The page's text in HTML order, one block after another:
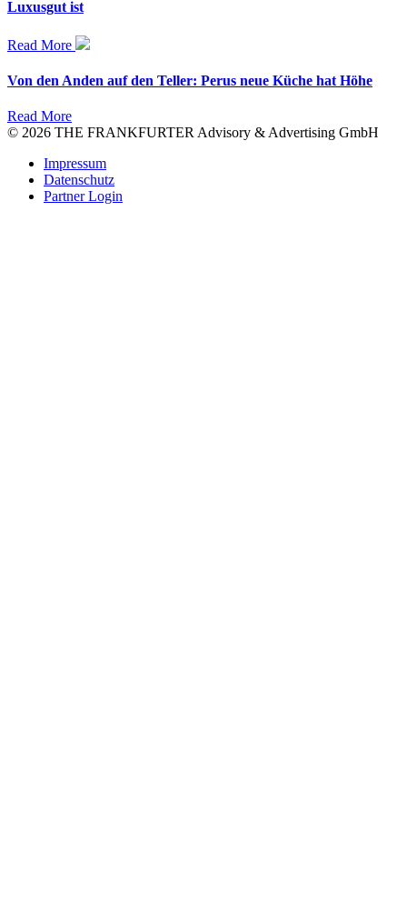
Luxusgut ist
Read More
Von den Anden auf den Teller: Perus neue Küche hat Höhe
Read More
© 2026 THE FRANKFURTER Advisory & Advertising GmbH
Impressum
Datenschutz
Partner Login